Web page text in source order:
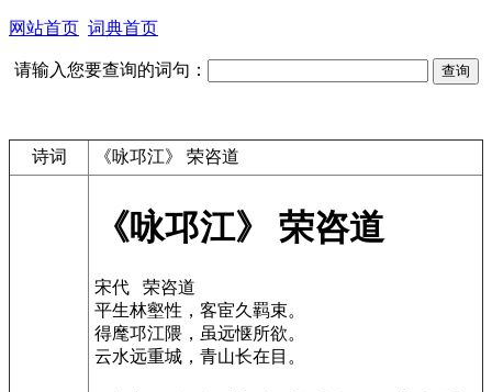
网站首页 词典首页
请输入您要查询的词句：
诗词 《咏邛江》 荣咨道
《咏邛江》 荣咨道
宋代 荣咨道
平生林壑性，客宦久羁束。
得麾邛江隈，虽远惬所欲。
云水远重城，青山长在目。